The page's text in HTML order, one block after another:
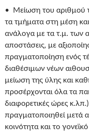
• Μείωση του αριθμού
τα τμήματα στη μέση
ανάλογα με τα τ.μ. των
αποστάσεις, με
πραγματοποίηση ενός
διαθέσιμων νέων
μείωση της ύλης και
προσέρχονται όλα τα
διαφορετικές ώρες
πραγματοποιηθεί μετά
κοινότητα και το